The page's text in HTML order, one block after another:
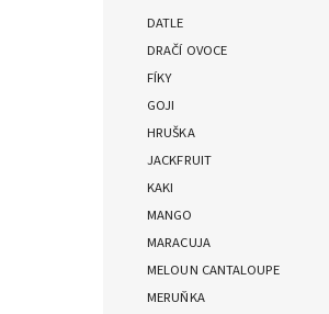
DATLE
DRAČÍ OVOCE
FÍKY
GOJI
HRUŠKA
JACKFRUIT
KAKI
MANGO
MARACUJA
MELOUN CANTALOUPE
MERUŇKA